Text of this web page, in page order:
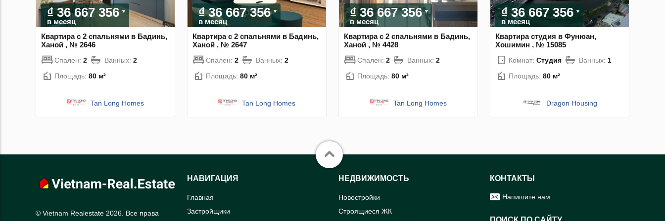
₫ 36 667 356
в месяц
Квартира с 2 спальнями в Бадинь,
Ханой , № 2646
Спален: 2 Ванных: 2
Площадь: 80 м²
Tan Long Homes
₫ 36 667 356
в месяц
Квартира с 2 спальнями в Бадинь,
Ханой , № 2647
Спален: 2 Ванных: 2
Площадь: 80 м²
Tan Long Homes
₫ 36 667 356
в месяц
Квартира с 2 спальнями в Бадинь,
Ханой , № 4428
Спален: 2 Ванных: 2
Площадь: 80 м²
Tan Long Homes
₫ 36 667 356
в месяц
Квартира студия в Фунюан,
Хошимин , № 15085
Комнат: Студия Ванных: 1
Площадь: 80 м²
Dragon Housing
© Vietnam Realestate 2026. Все права
НАВИГАЦИЯ
Главная
Застройщики
НЕДВИЖИМОСТЬ
Новостройки
Строящиеся ЖК
КОНТАКТЫ
Напишите нам